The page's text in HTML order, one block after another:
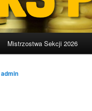
Mistrzostwa Sekcji 2026
admin